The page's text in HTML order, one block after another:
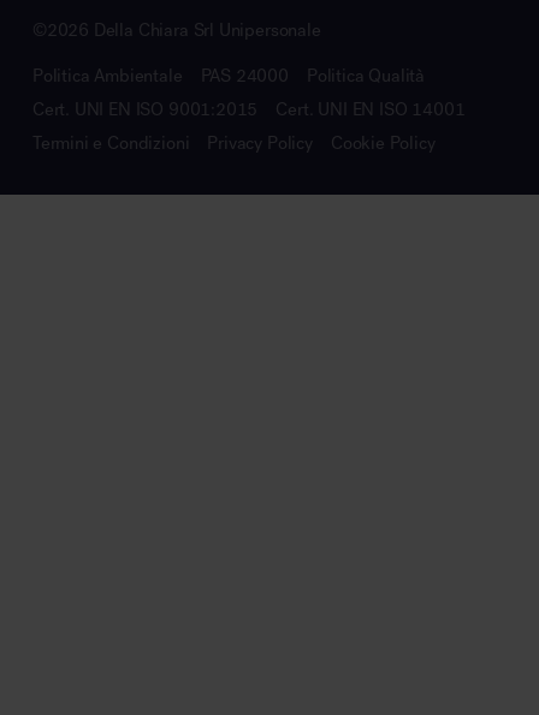
©2026 Della Chiara Srl Unipersonale
Politica Ambientale PAS 24000
Politica Qualità
Cert. UNI EN ISO 9001:2015
Cert. UNI EN ISO 14001
Termini e Condizioni
Privacy Policy Cookie Policy